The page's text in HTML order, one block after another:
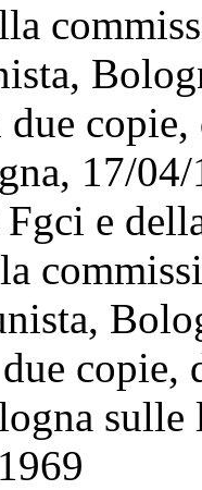
17/04/
e
sulle